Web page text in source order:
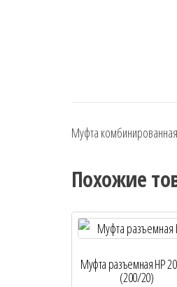
Муфта
Похожие
Муфта разъемная НР
(200/20)